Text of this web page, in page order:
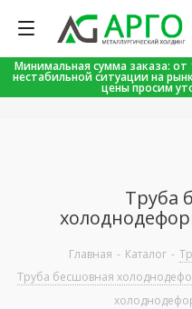
Минимальная сумма заказа: от
нестабильной ситуации на
цены просим
Труба
Главная - Каталог -
Труба бесшовная